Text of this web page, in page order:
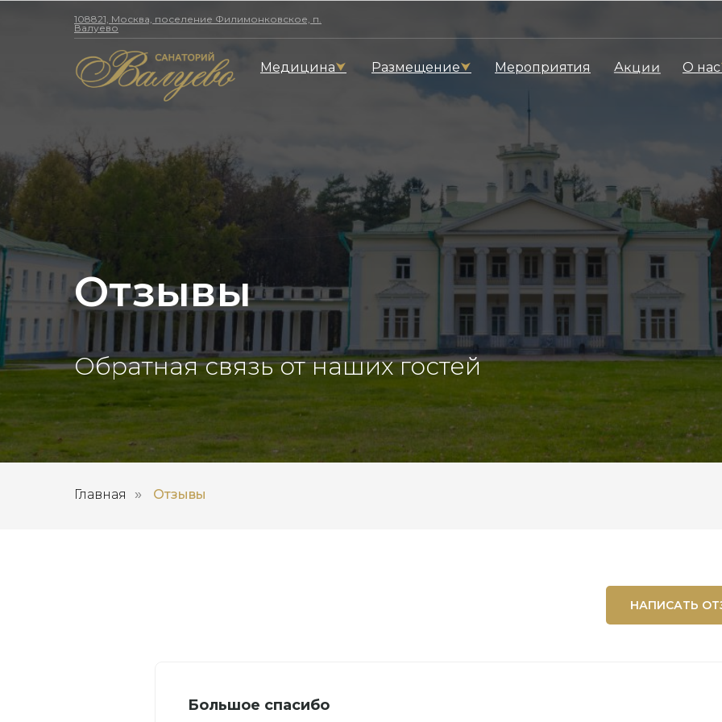
Медицина⮟ Размещение⮟ Мероприятия Акции О нас
108821, Москва, поселение Филимонковское, п.
Валуево
Отзывы
Обратная связь от наших гостей
Главная » Отзывы
НАПИСАТЬ
Большое спасибо